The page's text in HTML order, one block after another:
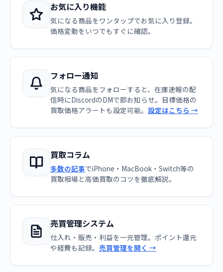
お気に入り機能
気になる商品をワンタップでお気に入り登録。
価格変動をいつでもすぐに確認。
フォロー通知
気になる商品をフォローすると、在庫速報の配
信時にDiscordのDMで即お知らせ。目標価格の
買取価格アラートも設定可能。 設定はこちら →
買取コラム
多数の記事でiPhone・MacBook・Switch等の
買取相場と高価買取のコツを徹底解説。
売買管理システム
仕入れ・販売・利益を一元管理。ポイント還元
や経費も記録。 売買管理を開く →